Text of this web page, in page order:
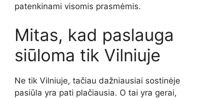
patenkinami visomis prasmėmis.
Mitas, kad paslauga
siūloma tik Vilniuje
Ne tik Vilniuje, tačiau dažniausiai sostinėje
pasiūla yra pati plačiausia. O tai yra gerai,